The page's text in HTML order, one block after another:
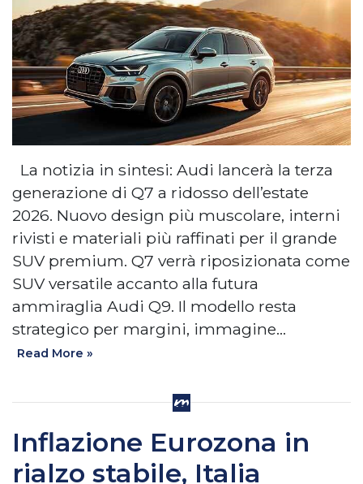
La notizia in sintesi: Audi lancerà la terza
generazione di Q7 a ridosso dell’estate
2026. Nuovo design più muscolare, interni
rivisti e materiali più raffinati per il grande
SUV premium. Q7 verrà riposizionata come
SUV versatile accanto alla futura
ammiraglia Audi Q9. Il modello resta
strategico per margini, immagine…
Read More »
Inflazione Eurozona in
rialzo stabile, Italia